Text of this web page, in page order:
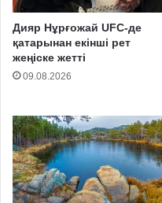
Дияр Нұрғожай UFC-де
қатарынан екінші рет
жеңіске жетті
09.08.2026